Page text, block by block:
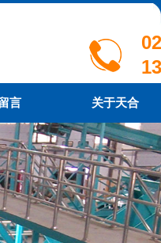
言 关于天合